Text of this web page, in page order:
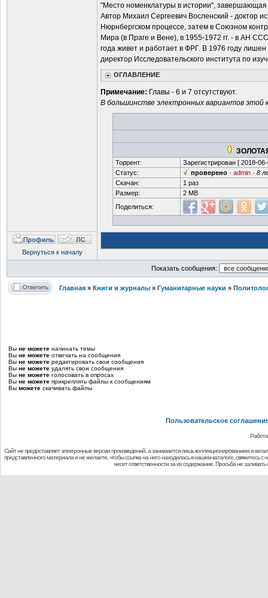
"Место номенклатуры в истории", завершающая
Автор Михаил Сергеевич Восленский - доктор
Нюрнбергском процессе, затем в Союзном
Мира (в Праге и Вене), в 1955-1972 гг. - в АН
года живет и работает в ФРГ. В 1976 году
директор Исследовательского института по
ОГЛАВЛЕНИЕ
Примечание: Главы - 6 и 7 отсутствуют.
В большинстве электронных вариантов
Торрент: Зарегистрирован [ 2018-
Статус:
√ проверено · admin · 8
Скачан:
1 раз
Размер:
2 MB
Поделиться:
Вернуться к началу
Показать сообщения:
Главная » Книги и журналы » Гуманитарные науки »
Вы не можете начинать темы
Вы не можете отвечать на сообщения
Вы не можете редактировать свои сообщения
Вы не можете удалять свои сообщения
Вы не можете голосовать в опросах
Вы не можете прикреплять файлы к сообщениям
Вы можете скачивать файлы
Пользовательское
Сайт не предоставляет электронные версии произведений, а занимается лишь коллекционированием и
представленного материала и не желаете, чтобы ссылка на него находилась в нашем каталоге,
несет ответственности за их содержание. Просьба не